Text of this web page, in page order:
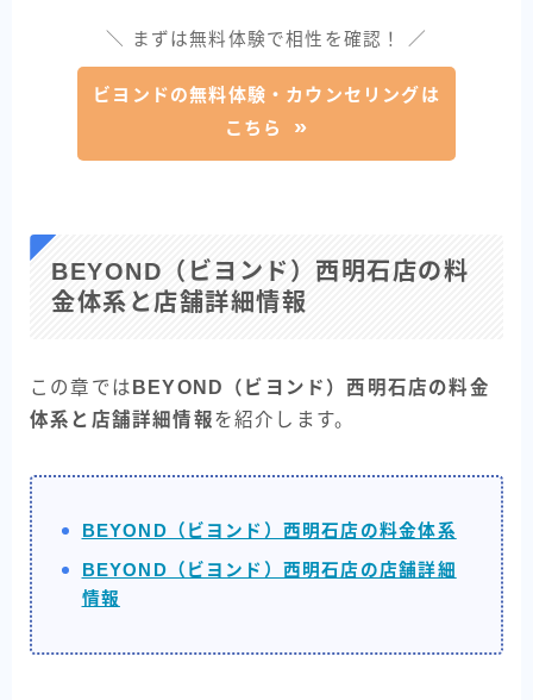
＼ まずは無料体験で相性を確認！ ／
ビヨンドの無料体験・カウンセリングは
こちら
BEYOND（ビヨンド）西明石店の料
金体系と店舗詳細情報
この章では BEYOND（ビヨンド）西明石店の料金
体系と店舗詳細情報を紹介します。
BEYOND（ビヨンド）西明石店の料金体系
BEYOND（ビヨンド）西明石店の店舗詳細
情報